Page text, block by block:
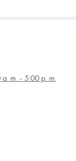
m. - 5:00 p. m.